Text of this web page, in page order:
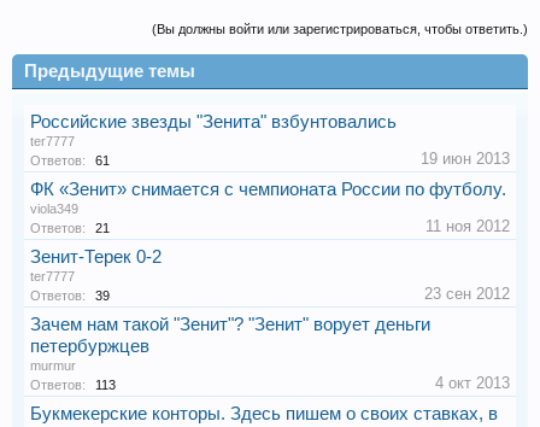
(Вы должны войти или зарегистрироваться, чтобы ответить.)
Предыдущие темы
Российские звезды "Зенита" взбунтовались
ter7777
Ответов:
61 19 июн 2013
ФК «Зенит» снимается с чемпионата России по футболу.
viola349
Ответов:
21 11 ноя 2012
Зенит-Терек 0-2
ter7777
Ответов:
39 23 сен 2012
Зачем нам такой "Зенит"? "Зенит" ворует деньги
петербуржцев
murmur
Ответов:
113 4 окт 2013
Букмекерские конторы. Здесь пишем о своих ставках, в